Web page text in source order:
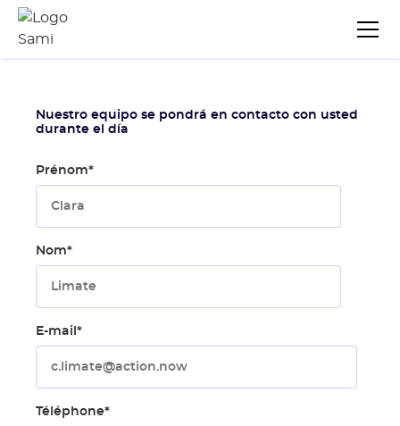
Nuestro equipo se pondrá en contacto con usted
durante el día
Prénom*
Nom*
E-mail *
Téléphone*